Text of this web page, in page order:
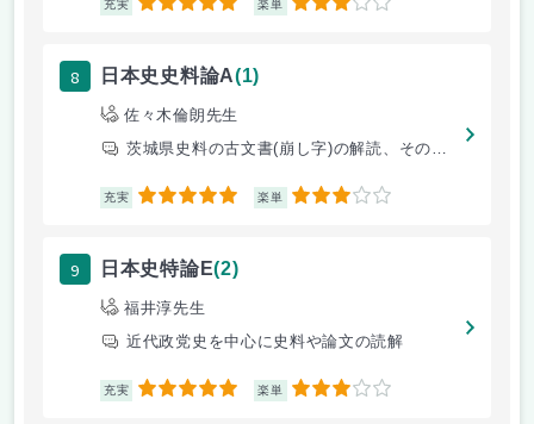
充実 5 楽単 3
8 日本史史料論A(1)
佐々木倫朗先生
茨城県史料の古文書(崩し字)の解読、その古文書に関する事柄を調査し、レ
充実 5 楽単 3
9 日本史特論E(2)
福井淳先生
近代政党史を中心に史料や論文の読解
充実 5 楽単 3